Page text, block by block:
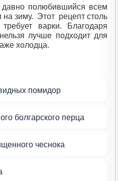
давно полюбившийся всем
на зиму. Этот рецепт столь
варки. Благодаря
лучше подходит для
холодца.
помидор
болгарского перца
чеснока